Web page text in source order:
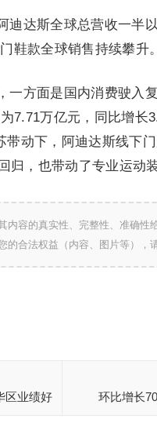
迪达斯全球总营收一半
鞋款全球销售持续攀升。
一方面是国内消费驶入
7.71万亿元，同比增长
动下，阿迪达斯线下
，也带动了专业运动
内容的真实性、完整性、准确性
合法权益（内容、图片等），
区业绩好
环比增长